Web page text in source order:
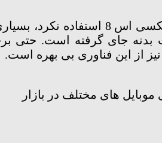
زمانی که سامسونگ برخلاف شایعات
بدنه جای گرفته است.
های مختلف در بازار